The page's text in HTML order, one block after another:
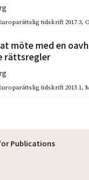
tidskrift 2017 3,
möte med en
rättsregler
tidskrift 2015 1,
Publications